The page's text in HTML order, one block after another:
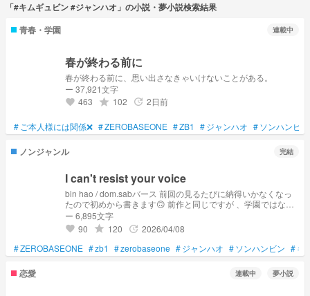
「#キムギュビン #ジャンハオ」の小説・夢小説検索結果
青春・学園
連載中
春が終わる前に
春が終わる前に、思い出さなきゃいけないことがある。
ー 37,921文字
favorite 463 grade 102 update 2日前
# ご本人様には関係❌ #ZEROBASEONE #ZB1 #ジャンハオ #ソンハンビン
ノンジャンル 完結
I can't resist your voice
bin hao / dom.sabバース 前回の見るたびに納得いかなくなっ
たので初めから書きます🙃 前作と同じですが 、学園ではなく
学校(高校)にしようと思います！ ※ 年齢操作 、キャラの解釈違
いあります 他のメンバーも頑張って出します🌝
ー 6,895文字
favorite 90 grade 120 update 2026/04/08
#ZEROBASEONE #zb1 #zerobaseone #ジャンハオ #ソンハンビン #キ
恋愛 連載中 夢小説